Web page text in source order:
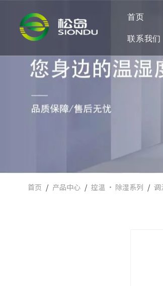
首页
联系我们
首页 / 产品中心 / 控温 · 除湿系列 / 调